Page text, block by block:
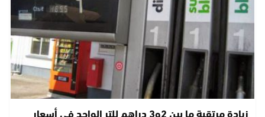
زيادة مرتقبة ما بين 2و3 دراهم للتر الواحد في أسعار